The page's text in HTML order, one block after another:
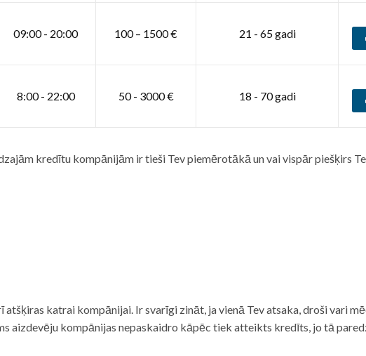
09:00 - 20:00 100 – 1500 € 21 - 65 gadi
8:00 - 22:00 50 - 3000 € 18 - 70 gadi
kredītu kompānijām ir tieši Tev piemērotākā un vai vispār piešķirs
katrai kompānijai. Ir svarīgi zināt, ja vienā Tev atsaka, droši vari
aizdevēju kompānijas nepaskaidro kāpēc tiek atteikts kredīts, jo tā